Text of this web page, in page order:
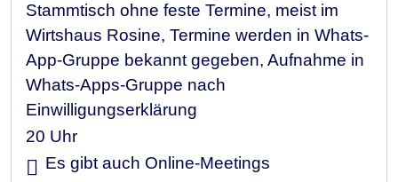
Stammtisch ohne feste Termine, meist im
Wirtshaus Rosine, Termine werden in Whats-
App-Gruppe bekannt gegeben, Aufnahme in
Whats-Apps-Gruppe nach
Einwilligungserklärung
20 Uhr
Es gibt auch Online-Meetings